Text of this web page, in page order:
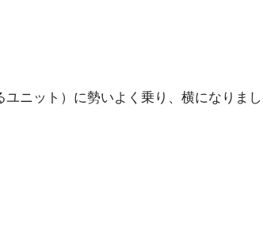
ニット）に勢いよく乗り、横になりまし